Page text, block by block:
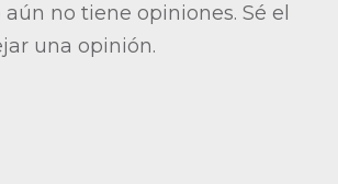
no tiene opiniones. Sé el
una opinión.